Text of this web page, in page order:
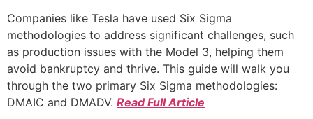
Companies like Tesla have used Six Sigma
methodologies to address significant challenges, such
as production issues with the Model 3, helping them
avoid bankruptcy and thrive. This guide will walk you
through the two primary Six Sigma methodologies:
DMAIC and DMADV. Read Full Article